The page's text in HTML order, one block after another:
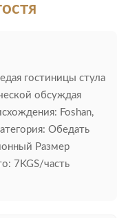
гостиницы стула
обсуждая
Foshan,
Обедать
Размер
7KGS/часть